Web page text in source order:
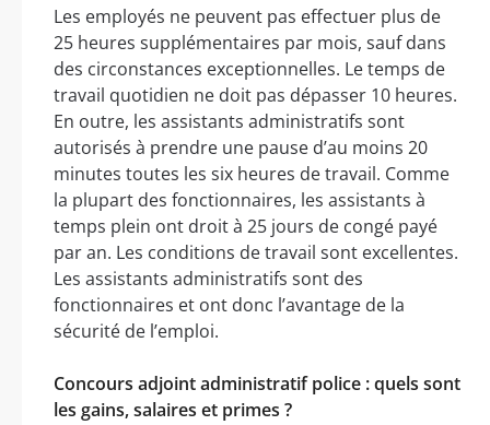
Les employés ne peuvent pas effectuer plus de
25 heures supplémentaires par mois, sauf dans
des circonstances exceptionnelles. Le temps de
travail quotidien ne doit pas dépasser 10 heures.
En outre, les assistants administratifs sont
autorisés à prendre une pause d’au moins 20
minutes toutes les six heures de travail. Comme
la plupart des fonctionnaires, les assistants à
temps plein ont droit à 25 jours de congé payé
par an. Les conditions de travail sont excellentes.
Les assistants administratifs sont des
fonctionnaires et ont donc l’avantage de la
sécurité de l’emploi.
Concours adjoint administratif police : quels sont
les gains, salaires et primes ?